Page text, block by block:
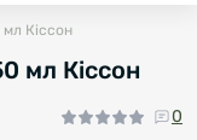
Кіссон
мл Кіссон
0